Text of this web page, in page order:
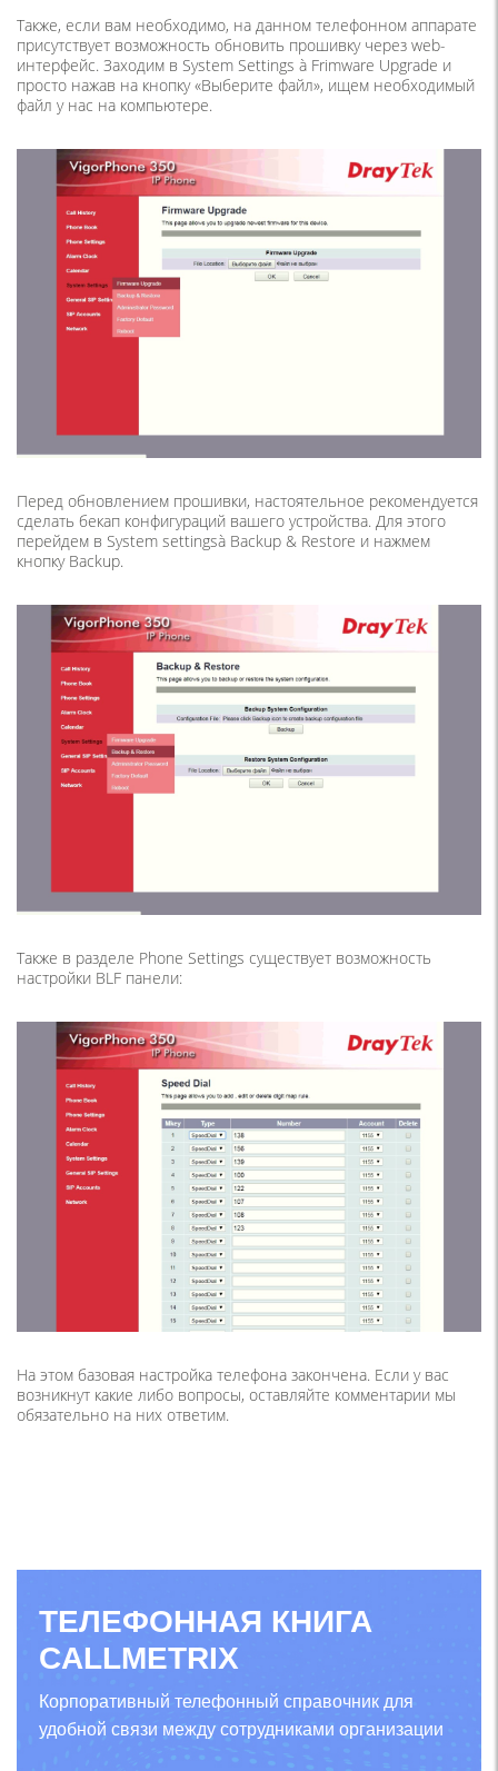
Также, если вам необходимо, на данном телефонном аппарате
присутствует возможность обновить прошивку через web-
интерфейс. Заходим в System Settings à Frimware Upgrade и
просто нажав на кнопку «Выберите файл», ищем необходимый
файл у нас на компьютере.
Перед обновлением прошивки, настоятельное рекомендуется
сделать бекап конфигураций вашего устройства. Для этого
перейдем в System settingsà Backup & Restore и нажмем
кнопку Backup.
Также в разделе Phone Settings существует возможность
настройки BLF панели:
На этом базовая настройка телефона закончена. Если у вас
возникнут какие либо вопросы, оставляйте комментарии мы
обязательно на них ответим.
ТЕЛЕФОННАЯ КНИГА
CALLMETRIX
Корпоративный телефонный справочник для
удобной связи между сотрудниками организации